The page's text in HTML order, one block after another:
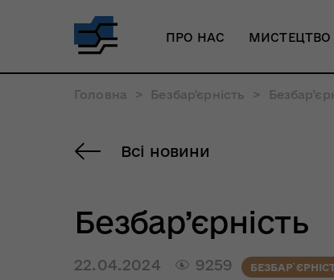
ПРО НАС МИСТЕЦТВО
Головна > Безбар'єрність >
Всі новини
Безбар’єрність
22.04.2024 9259